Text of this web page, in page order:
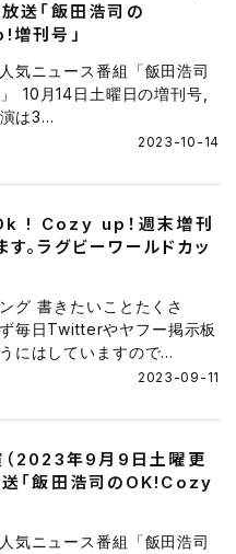
送「飯田浩司の
刊号」
気ニュース番組「飯田浩司
10月14日土曜日の増刊号,
は3...
2023-10-14
! Cozy up！週末増刊
。ラグビーワールドカッ
グ 書きたいことたくさ
毎日Twitterやヤフー掲示板
にはしていますので...
2023-09-11
2023年9月9日土曜更
送「飯田浩司のOK!Cozy
気ニュース番組「飯田浩司